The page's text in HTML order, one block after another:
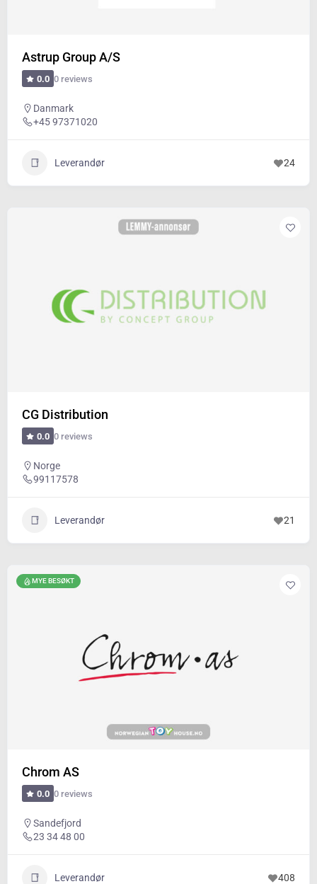
Astrup Group A/S
0.0 0 reviews
Danmark
+45 97371020
Leverandør 24
CG Distribution
0.0 0 reviews
Norge
99117578
Leverandør 21
MYE BESØKT
Chrom AS
0.0 0 reviews
Sandefjord
23 34 48 00
Leverandør 408